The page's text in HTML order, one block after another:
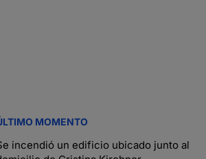
MOMENTO
incendió un edificio ubicado junto al